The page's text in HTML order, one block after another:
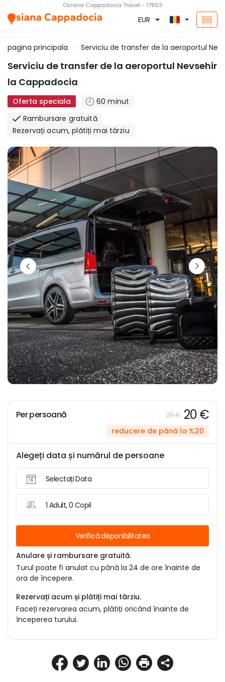
Osiana Cappadocia Travel - 17863
EUR
pagina principala Serviciu de transfer de la aeroportul
Serviciu de transfer de la aeroportul Nevsehir
la Cappadocia
Oferta speciala
60 minut
Rambursare gratuită
Rezervați acum, plătiți mai târziu
Per persoană 25 € 20 €
reducere de până la %20
Alegeți data și numărul de persoane
Selectați Data
1 Adult, 0 Copil
Verifică disponibilitatea
Anulare și rambursare gratuită.
Turul poate fi anulat cu până la 24 de ore înainte de
ora de începere.
Rezervați acum și plătiți mai târziu.
Faceți rezervarea acum, plătiți oricând înainte de
începerea turului.